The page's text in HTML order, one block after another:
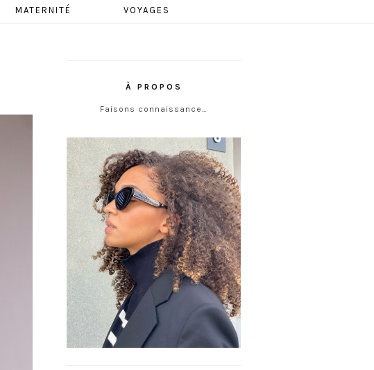
MATERNITÉ VOYAGES
À PROPOS
Faisons connaissance…